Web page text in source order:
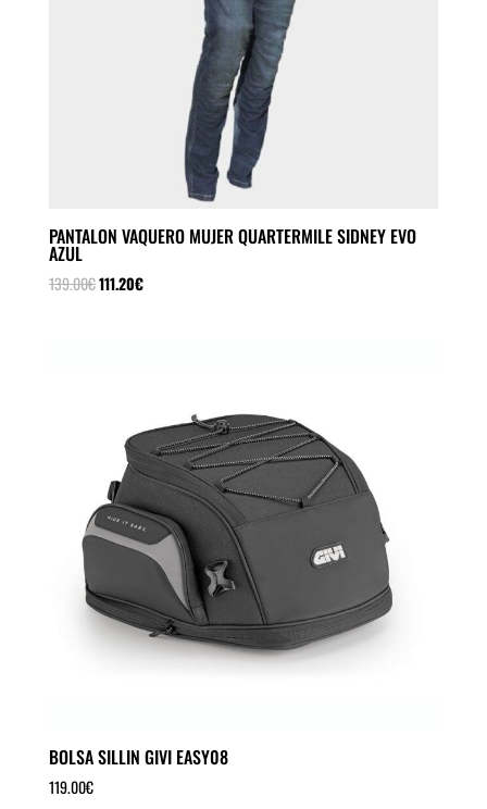
PANTALON VAQUERO MUJER QUARTERMILE SIDNEY EVO
AZUL
139.00€El
111.20€El
BOLSA SILLIN GIVI EASY08
119.00€